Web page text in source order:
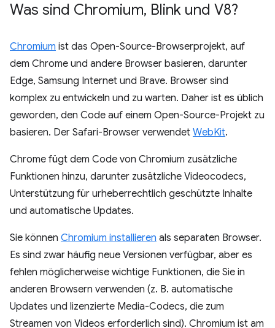
Was sind Chromium, Blink und V8?
Chromium ist das Open-Source-Browserprojekt, auf
dem Chrome und andere Browser basieren, darunter
Edge, Samsung Internet und Brave. Browser sind
komplex zu entwickeln und zu warten. Daher ist es üblich
geworden, den Code auf einem Open-Source-Projekt zu
basieren. Der Safari-Browser verwendet WebKit.
Chrome fügt dem Code von Chromium zusätzliche
Funktionen hinzu, darunter zusätzliche Videocodecs,
Unterstützung für urheberrechtlich geschützte Inhalte
und automatische Updates.
Sie können Chromium installieren als separaten Browser.
Es sind zwar häufig neue Versionen verfügbar, aber es
fehlen möglicherweise wichtige Funktionen, die Sie in
anderen Browsern verwenden (z. B. automatische
Updates und lizenzierte Media-Codecs, die zum
Streamen von Videos erforderlich sind). Chromium ist am